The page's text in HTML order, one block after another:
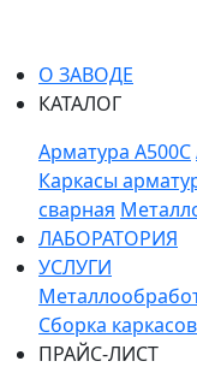
О ЗАВОДЕ
КАТАЛОГ
Арматура A500C
Каркасы
сварная
ЛАБОРАТОРИЯ
УСЛУГИ
Сборка
ПРАЙС-ЛИСТ